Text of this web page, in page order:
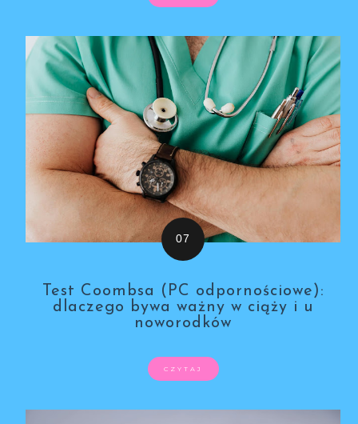
Test Coombsa (PC odpornościowe):
dlaczego bywa ważny w ciąży i u
noworodków
CZYTAJ